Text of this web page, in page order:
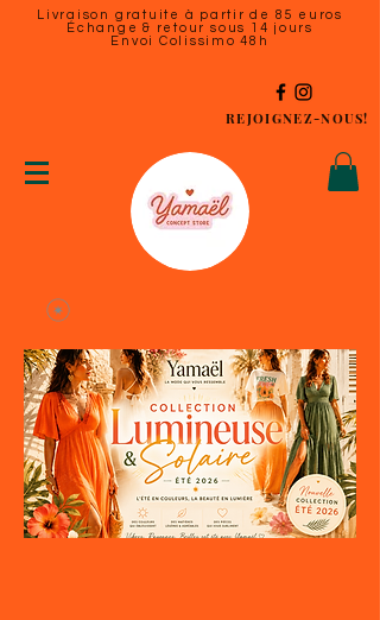
Livraison gratuite à partir de 85 euros
Échange & retour sous 14 jours
Envoi Colissimo 48h
REJOIGNEZ-NOUS!